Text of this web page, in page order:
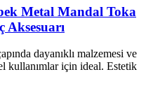
Metal Mandal Toka
Aksesuarı
dayanıklı malzemesi ve
kullanımlar için ideal. Estetik